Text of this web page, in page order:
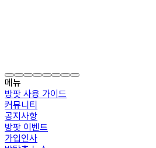
메뉴
방팟 사용 가이드
커뮤니티
공지사항
방팟 이벤트
가입인사